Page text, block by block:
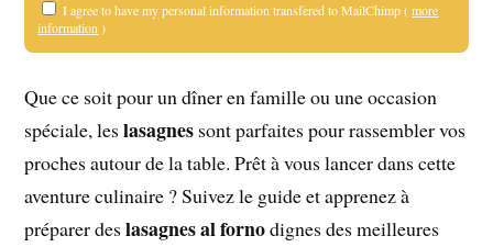
I agree to have my personal information transfered to MailChimp (more
information)
Que ce soit pour un dîner en famille ou une occasion
spéciale, leslasagnes sont parfaites pour rassembler vos
proches autour de la table. Prêt à vous lancer dans cette
aventure culinaire ? Suivez le guide et apprenez à
préparer deslasagnes al fornodignes des meilleures